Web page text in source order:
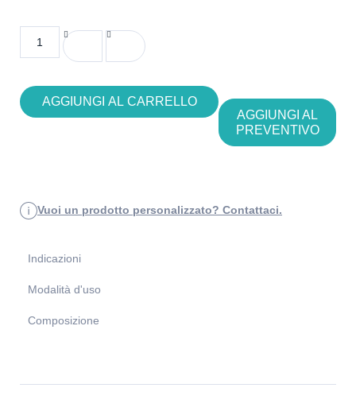
AGGIUNGI AL CARRELLO
AGGIUNGI AL
PREVENTIVO
Vuoi un prodotto personalizzato? Contattaci.
Indicazioni
Modalità d'uso
Composizione